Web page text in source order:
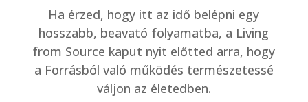
Ha érzed, hogy itt az idő belépni egy
hosszabb, beavató folyamatba, a Living
from Source kaput nyit előtted arra, hogy
a Forrásból való működés természetessé
váljon az életedben.